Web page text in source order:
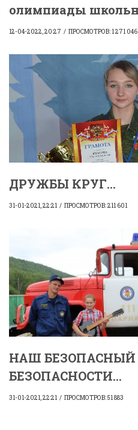
олимпиады
12-04-2022, 20:27 ПРОСМОТРОВ: 1 271 046
ДРУЖБЫ КРУГ...
31-01-2021, 22:21 ПРОСМОТРОВ: 211 601
НАШ БЕЗОПАСНЫЙ
БЕЗОПАСНОСТИ...
31-01-2021, 22:21 ПРОСМОТРОВ: 51 883